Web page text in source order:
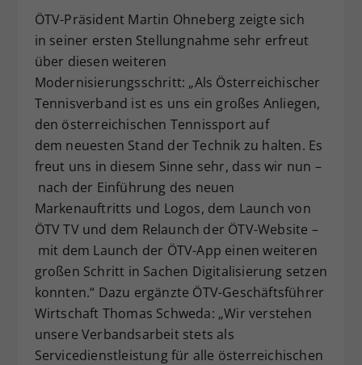
ÖTV-Präsident Martin Ohneberg zeigte sich
in seiner ersten Stellungnahme sehr erfreut
über diesen weiteren
Modernisierungsschritt: „Als Österreichischer
Tennisverband ist es uns ein großes Anliegen,
den österreichischen Tennissport auf
dem neuesten Stand der Technik zu halten. Es
freut uns in diesem Sinne sehr, dass wir nun –
nach der Einführung des neuen
Markenauftritts und Logos, dem Launch von
ÖTV TV und dem Relaunch der ÖTV-Website –
mit dem Launch der ÖTV-App einen weiteren
großen Schritt in Sachen Digitalisierung setzen
konnten.“ Dazu ergänzte ÖTV-Geschäftsführer
Wirtschaft Thomas Schweda: „Wir verstehen
unsere Verbandsarbeit stets als
Servicedienstleistung für alle österreichischen